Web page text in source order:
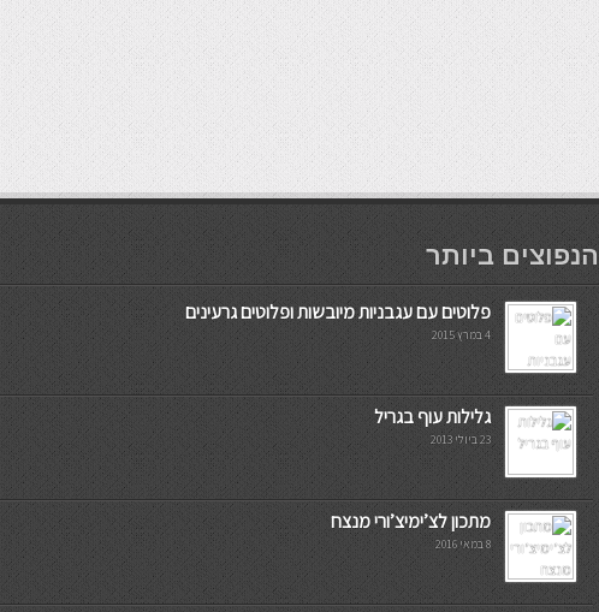
мостбет кг
הנפוצים ביותר
פלוטים עם עגבניות מיובשות ופלוטים גרעינים
4 במרץ 2015
גלילות עוף בגריל
23 ביולי 2013
מתכון לצ’ימיצ’ורי מנצח
8 במאי 2016